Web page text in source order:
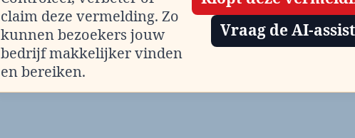
claim deze vermelding. Zo
kunnen bezoekers jouw
bedrijf makkelijker vinden
en bereiken.
Vraag de AI-